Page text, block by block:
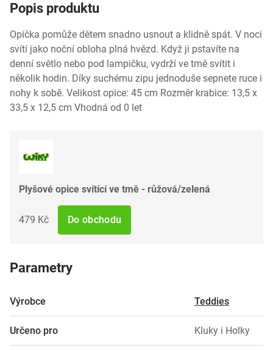
Popis produktu
Opička pomůže dětem snadno usnout a klidně spát. V noci
svítí jako noční obloha plná hvězd. Když ji pstavíte na
denní světlo nebo pod lampičku, vydrží ve tmě svítit i
několik hodin. Díky suchému zipu jednoduše sepnete ruce i
nohy k sobě. Velikost opice: 45 cm Rozměr krabice: 13,5 x
33,5 x 12,5 cm Vhodná od 0 let
Plyšové opice svítící ve tmě - růžová/zelená
479 Kč Do obchodu
Parametry
Výrobce Teddies
Určeno pro Kluky i Holky